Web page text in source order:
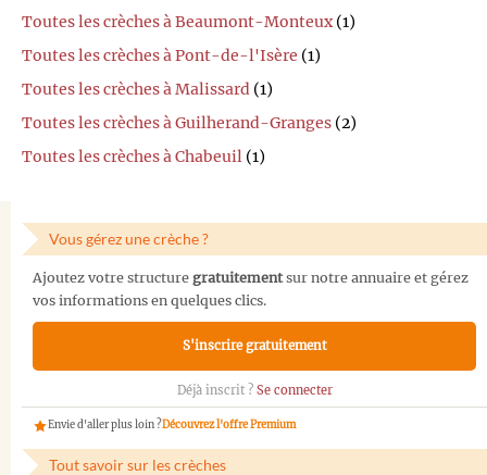
Toutes les crèches à Beaumont-Monteux(1)
Toutes les crèches à Pont-de-l'Isère (1)
Toutes les crèches à Malissard (1)
Toutes les crèches à Guilherand-Granges (2)
Toutes les crèches à Chabeuil (1)
Vous gérez une crèche ?
Ajoutez votre structure gratuitementsur notre annuaire et gérez
vos informations en quelques clics.
S'inscrire gratuitement
Déjà inscrit ? Se connecter
Envie d'aller plus loin ?Découvrez l'offre Premium
Tout savoir sur les crèches